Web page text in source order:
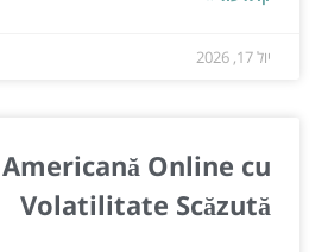
יול 17, 2026
Online cu
Volatilitate Scăzută